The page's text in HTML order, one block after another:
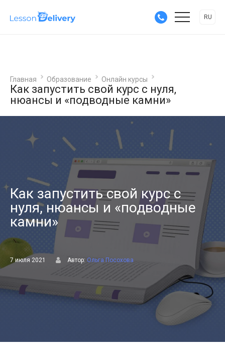
RU
Главная Образование Онлайн курсы
Как запустить свой курс с нуля,
нюансы и «подводные камни»
Как запустить свой курс с
нуля, нюансы и «подводные
камни»
7 июля 2021 Автор: Ольга Посохова